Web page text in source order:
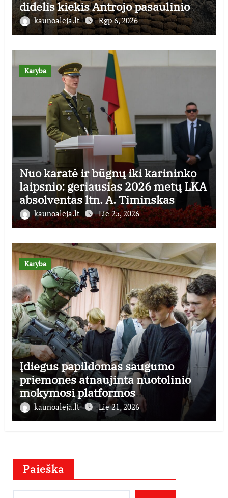
didelis kiekis Antrojo pasaulinio
karo laikų standartinės amunicijos
ir jos dalių
kaunoaleja.lt Rgp 6, 2026
Karyba
Nuo karatė ir būgnų iki karininko
laipsnio: geriausias 2026 metų LKA
absolventas ltn. A. Timinskas
kaunoaleja.lt Lie 25, 2026
Karyba
Įdiegus papildomas saugumo
priemones atnaujinta nuotolinio
mokymosi platformos
mobilizacijosmokykla.lt veikla
kaunoaleja.lt Lie 21, 2026
Paieška